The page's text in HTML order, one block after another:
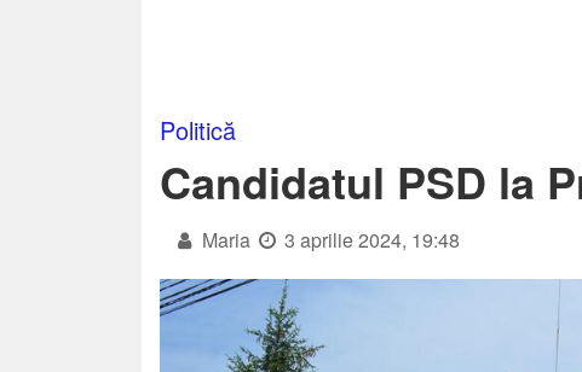
Politică
Candidatul PSD la
Maria 3 aprilie 2024, 19:48